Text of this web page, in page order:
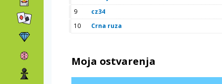
9
cz34
10
Crna ruza
Moja ostvarenja